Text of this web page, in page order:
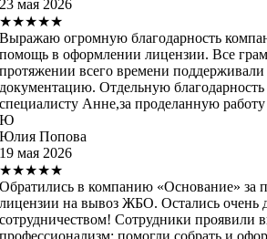
23 мая 2026
★★★★★
Выражаю огромную благодарность
помощь в оформлении лицензии. Все
протяжении всего времени поддерживали
документацию. Отдельную благодарность
специалисту Анне,за проделанную работу
Ю
Юлия Попова
19 мая 2026
★★★★★
Обратились в компанию «Основание» за
лицензии на вывоз ЖБО. Остались очень
сотрудничеством! Сотрудники проявили
профессионализм: помогли собрать и